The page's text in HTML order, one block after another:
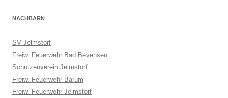
NACHBARN
SV Jelmstorf
Freiw. Feuerwehr Bad Bevensen
Schützenverein Jelmstorf
Freiw. Feuerwehr Barum
Freiw. Feuerwehr Jelmstorf